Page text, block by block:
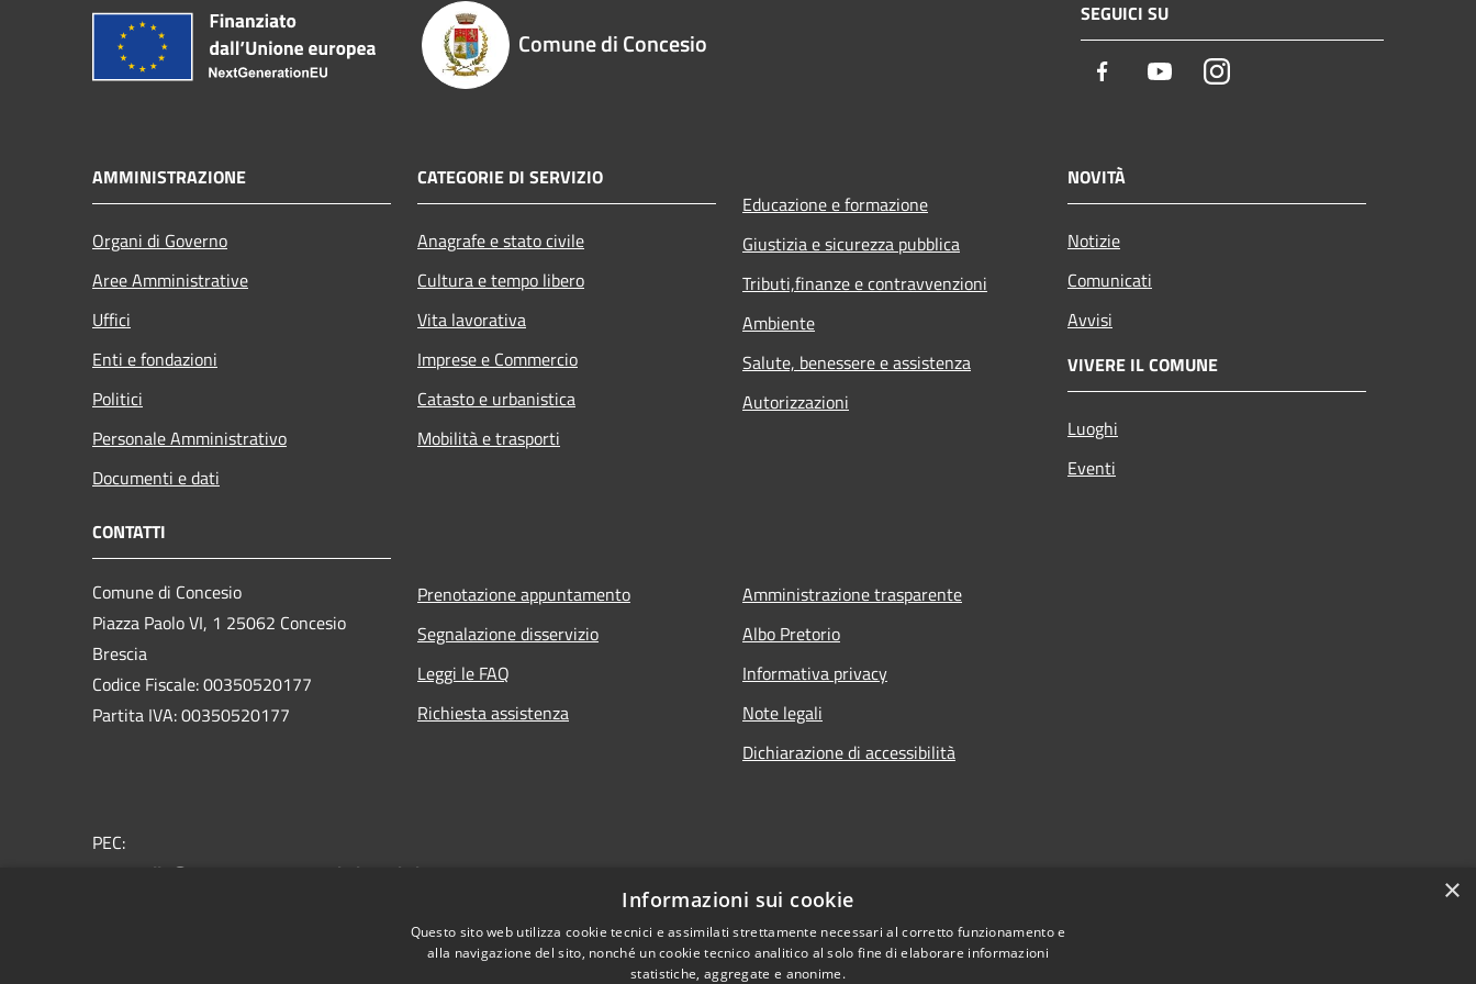
Comune di Concesio
SEGUICI SU
Facebook YoutubeInstagram
AMMINISTRAZIONE
Organi di Governo
Aree Amministrative
Uffici
Enti e fondazioni
Politici
Personale Amministrativo
Documenti e dati
CATEGORIE DI SERVIZIO
Anagrafe e stato civile
Cultura e tempo libero
Vita lavorativa
Imprese e Commercio
Catasto e urbanistica
Mobilità e trasporti
Educazione e formazione
Giustizia e sicurezza pubblica
Tributi,finanze e contravvenzioni
Ambiente
Salute, benessere e assistenza
Autorizzazioni
NOVITÀ
Notizie
Comunicati
Avvisi
VIVERE IL COMUNE
Luoghi
Eventi
CONTATTI
Comune di Concesio
Piazza Paolo VI, 1 25062 Concesio
Brescia
Codice Fiscale: 00350520177
Partita IVA: 00350520177
PEC:
protocollo@pec.comune.concesio.brescia.it
Prenotazione appuntamento
Segnalazione disservizio
Leggi le FAQ
Richiesta assistenza
Amministrazione trasparente
Albo Pretorio
Informativa privacy
Note legali
Dichiarazione di accessibilità
×
Informazioni sui cookie
Questo sito web utilizza cookie tecnici e assimilati strettamente necessari al corretto funzionamento e
alla navigazione del sito, nonché un cookie tecnico analitico al solo fine di elaborare informazioni
statistiche, aggregate e anonime.